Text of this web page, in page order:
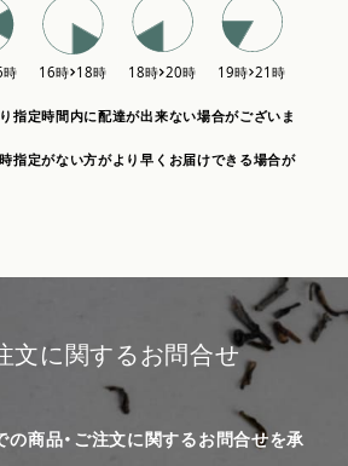
指定時間内に配達が出来ない場合がございま
指定がない方がより早くお届けできる場合が
文に関するお問合せ
の商品・ご注文に関するお問合せを承